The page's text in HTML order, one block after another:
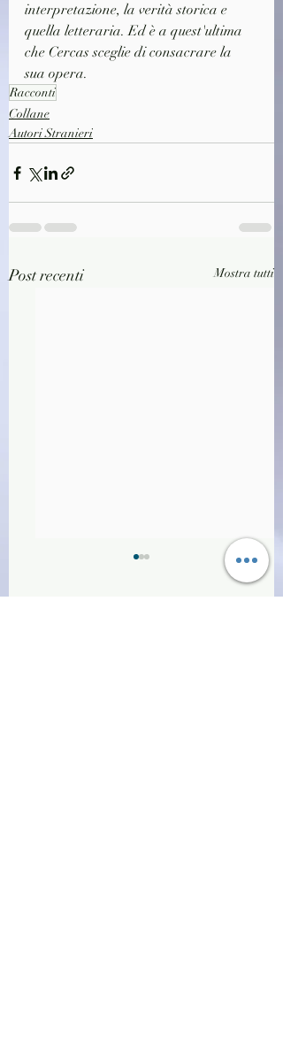
interpretazione, la verità storica e
quella letteraria. Ed è a quest'ultima
che Cercas sceglie di consacrare la
sua opera.
Racconti
Collane
Autori Stranieri
Post recenti Mostra tutti